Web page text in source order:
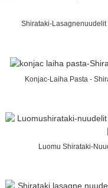
Shirataki-
Konjac-Laiha Pasta -
Luomu Shirataki-